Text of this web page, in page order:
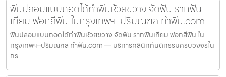
ฟันปลอมแบบถอดได้ทำฟันห้วยขวาง จัดฟัน รากฟัน
เทียม ฟอกสีฟัน ในกรุงเทพฯ–ปริมณฑล ทำฟัน.com
ฟันปลอมแบบถอดได้ทำฟันห้วยขวาง จัดฟัน รากฟันเทียม ฟอกสีฟัน ใน
กรุงเทพฯ–ปริมณฑล ทำฟัน.com — บริการคลินิกทันตกรรมครบวงจรใน
กร